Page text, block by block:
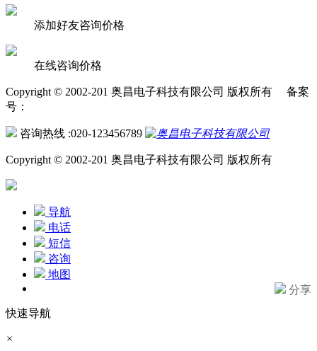
添加好友咨询价格
在线咨询价格
Copyright © 2002-201 奥昌电子科技有限公司 版权所有 备案
号：
咨询热线 :020-123456789
Copyright © 2002-201 奥昌电子科技有限公司 版权所有
导航
电话
短信
咨询
地图
分享
快速导航
×